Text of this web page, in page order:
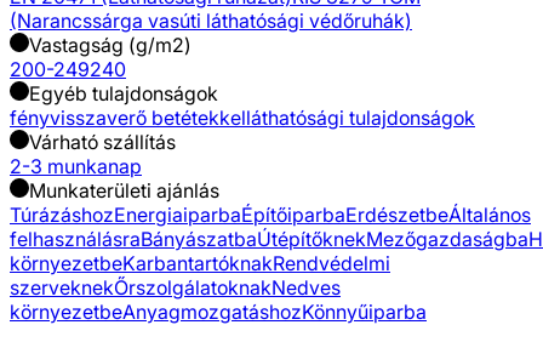
(Narancssárga vasúti láthatósági védőruhák)
Vastagság (g/m2)
200-249240
Egyéb tulajdonságok
fényvisszaverő betétekkelláthatósági tulajdonságok
Várható szállítás
2-3 munkanap
Munkaterületi ajánlás
TúrázáshozEnergiaiparbaÉpítőiparbaErdészetbeÁltalános
felhasználásraBányászatbaÚtépítőknekMezőgazdaságba
környezetbeKarbantartóknakRendvédelmi
szerveknekŐrszolgálatoknakNedves
környezetbeAnyagmozgatáshozKönnyűiparba